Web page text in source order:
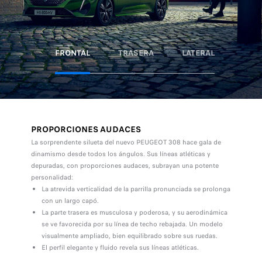
FRONTAL TRASERA LATERAL
PROPORCIONES AUDACES
La sorprendente silueta del nuevo PEUGEOT 308 hace gala de
dinamismo desde todos los ángulos. Sus líneas atléticas y
depuradas, con proporciones audaces, subrayan una potente
personalidad:
La atrevida verticalidad de la parrilla pronunciada se prolonga
con un largo capó.
La parte trasera es musculosa y poderosa, y su aerodinámica
se ve favorecida por su línea de techo rebajada. Un modelo
visualmente ampliado, bien equilibrado sobre sus ruedas.
El perfil elegante y fluido revela sus líneas atléticas.